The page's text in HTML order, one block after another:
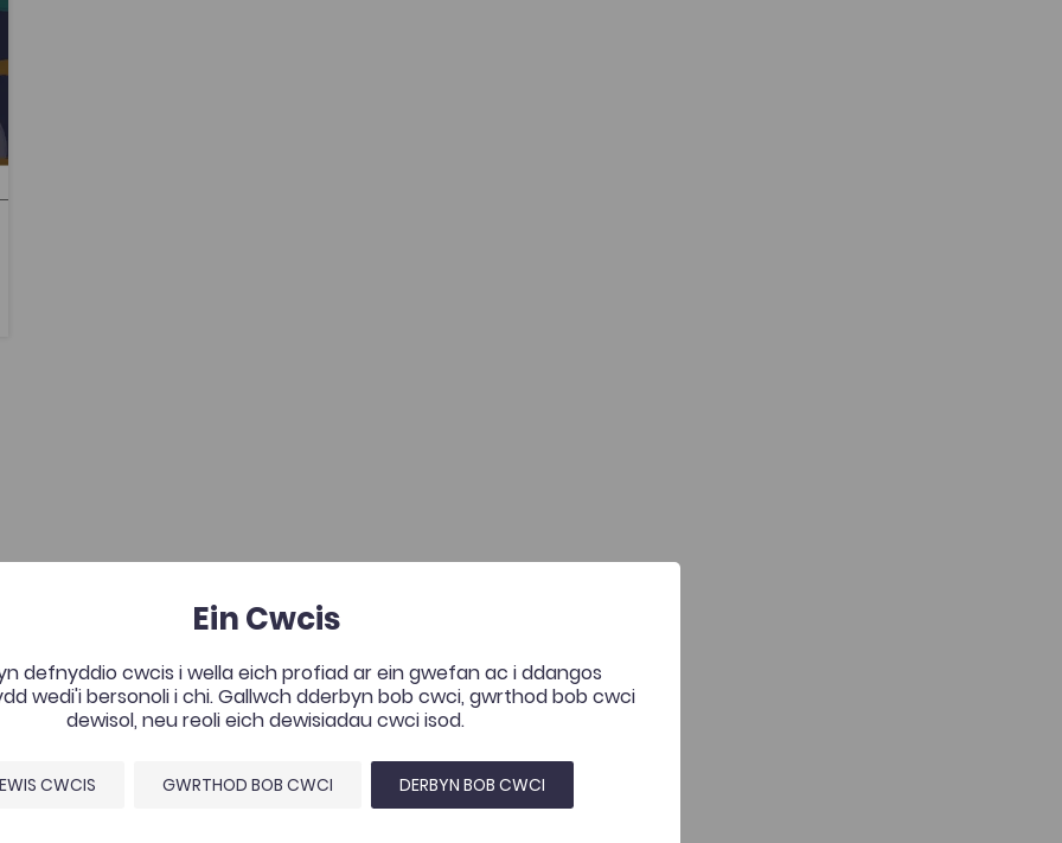
Ein Cwcis
defnyddio cwcis i wella eich profiad ar ein gwefan ac i ddangos
wedi'i bersonoli i chi. Gallwch dderbyn bob cwci, gwrthod bob cwci
dewisol, neu reoli eich dewisiadau cwci isod.
CWCIS GWRTHOD BOB CWCI DERBYN BOB CWCI